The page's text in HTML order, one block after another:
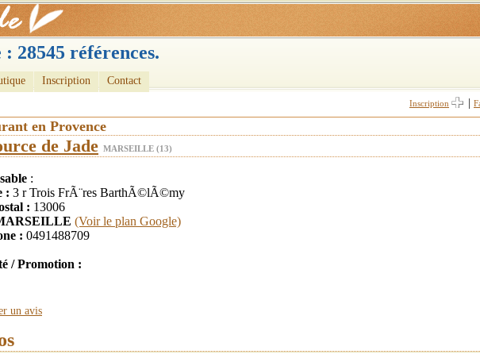
28545 références.
Inscription Contact
Inscription
en Provence
de Jade MARSEILLE (13)
:
: 3 r Trois FrÃ¨res BarthÃ©lÃ©my
: 13006
(Voir le plan Google)
: 0491488709
/ Promotion :
un avis